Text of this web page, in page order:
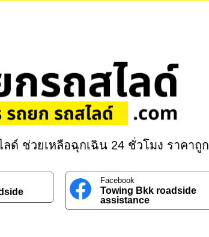
ลด์ ช่วยเหลือฉุกเฉิน 24 ชั่วโมง ราคาถูก
Facebook
Towing Bkk roadside
assistance